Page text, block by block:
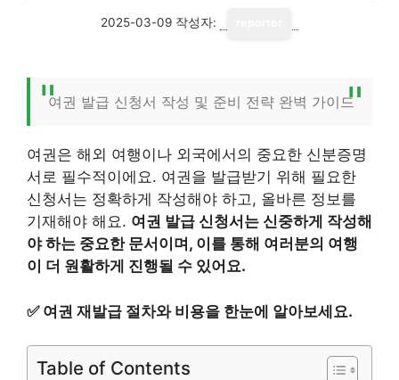
2025-03-09 작성자:
여권 발급 신청서 작성 및 준비 전략 완벽 가이드
여권은 해외 여행이나 외국에서의 중요한 신분증명
서로 필수적이에요. 여권을 발급받기 위해 필요한
신청서는 정확하게 작성해야 하고, 올바른 정보를
기재해야 해요. 여권 발급 신청서는 신중하게 작성해
야 하는 중요한 문서이며, 이를 통해 여러분의 여행
이 더 원활하게 진행될 수 있어요.
✅ 여권 재발급 절차와 비용을 한눈에 알아보세요.
Table of Contents